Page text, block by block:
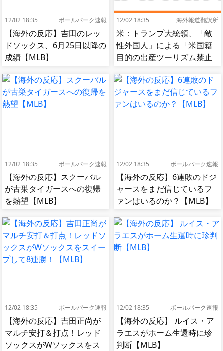
12/02 18:35 ボールパーク速報
【海外の反応】吉田のレッ
ドソックス、6月25日以降の
成績【MLB】
12/02 18:35 海外報道翻訳所
米：トランプ大統領、「敵
性外国人」による「米国籍
目的の出産ツーリズム禁止
へ[海外の反応]
12/02 18:35 ボールパーク速報
【海外の反応】スクーバル
が古巣タイガースへの復帰
を熱望【MLB】
12/02 18:35 ボールパーク速報
【海外の反応】6連敗のドジ
ャースをまだ信じているフ
ァンはいるのか？【MLB】
12/02 18:35 ボールパーク速報
【海外の反応】吉田正尚が
マルチ安打＆打点！レッド
ソックスがWソックスをス
12/02 18:35 ボールパーク速報
【海外の反応】 ルイス・ア
ラエスがホーム生還時に珍
判断【MLB】